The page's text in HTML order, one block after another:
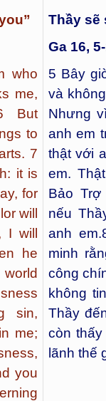
who
me,
But
to
7
it is
for
will
I will
he
sin,
me;
you
Thầy sẽ
Ga 16,
5 Bây
và
Nhưng
anh em
thật với
em.
Bảo
nếu
anh em.
minh
công
không
Thầy
còn
lãnh thế